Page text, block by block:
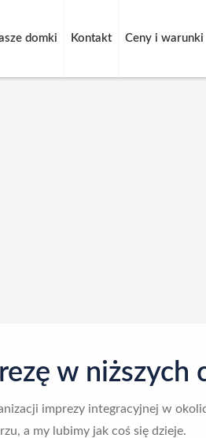
domki Kontakt Ceny i warunki
w niższych
imprezy integracyjnej w
a my lubimy jak coś się dzieje.